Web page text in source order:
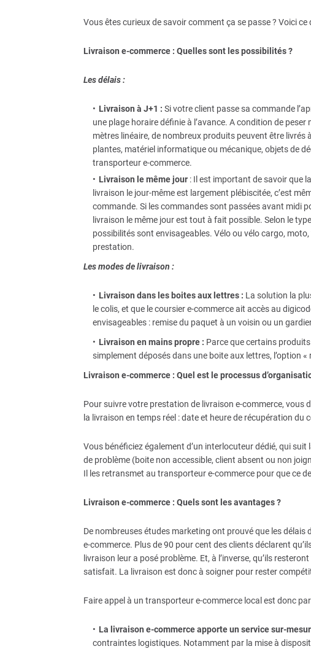
Vous êtes curieux de savoir comment ça se passe ? Voici
Livraison e-commerce : Quelles sont les possibilités ?
Les délais :
Livraison à J+1 : Si votre client passe sa commande
une plage horaire définie à l’avance. A condition de
mètres linéaire, de nombreux produits peuvent être
plantes, matériel informatique ou mécanique, objets de
transporteur e-commerce.
Livraison le même jour: Il est important de savoir que
livraison le jour-même est largement plébiscitée, c’est
commande. Si les commandes sont passées avant midi
livraison le même jour est tout à fait possible. Selon le
possibilités sont envisageables. Vélo ou vélo cargo,
prestation.
Les modes de livraison :
Livraison dans les boites aux lettres : La solution la
le colis, et que le coursier e-commerce ait accès au
envisageables : remise du paquet à un voisin ou un
Livraison en mains propre : Parce que certains
simplement déposés dans une boite aux lettres, l’option
Livraison e-commerce : Quel est le processus
Pour suivre votre prestation de livraison e-commerce, vous
la livraison en temps réel : date et heure de récupération du
Vous bénéficiez également d’un interlocuteur dédié, qui
de problème (boite non accessible, client absent ou non
Il les retransmet au transporteur e-commerce pour que ce
Livraison e-commerce : Quels sont les avantages ?
De nombreuses études marketing ont prouvé que les
e-commerce. Plus de 90 pour cent des clients déclarent
livraison leur a posé problème. Et, à l’inverse, qu’ils
satisfait. La livraison est donc à soigner pour rester
Faire appel à un transporteur e-commerce local est donc
La livraison e-commerce apporte un service sur-
contraintes logistiques. Notamment par la mise à